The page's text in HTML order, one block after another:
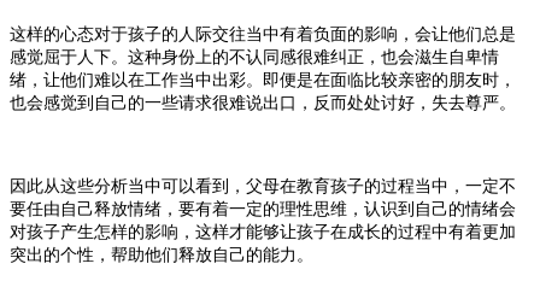
这样的心态对于孩子的人际交往当中有着负面的影响，会让他们总是
感觉屈于人下。这种身份上的不认同感很难纠正，也会滋生自卑情
绪，让他们难以在工作当中出彩。即便是在面临比较亲密的朋友时，
也会感觉到自己的一些请求很难说出口，反而处处讨好，失去尊严。
因此从这些分析当中可以看到，父母在教育孩子的过程当中，一定不
要任由自己释放情绪，要有着一定的理性思维，认识到自己的情绪会
对孩子产生怎样的影响，这样才能够让孩子在成长的过程中有着更加
突出的个性，帮助他们释放自己的能力。